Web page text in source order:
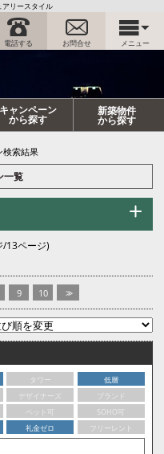
リースタイル
電話する お問合せ メニュー
キャンペーン
から探す
新築物件
から探す
検索結果
一覧
/13ページ)
9 10 >>
タワー
低層
デザイナーズ
ブランド
ペット可
SOHO可
礼金ゼロ
フリーレント